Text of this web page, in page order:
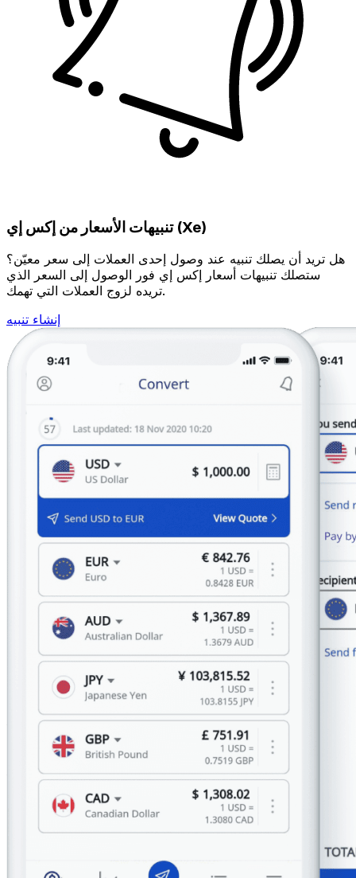
تنبيهات الأسعار من إكس إي (Xe)
هل تريد أن يصلك تنبيه عند وصول إحدى العملات إلى سعر معيّن؟
ستصلك تنبيهات أسعار إكس إي فور الوصول إلى السعر الذي
تريده لزوج العملات التي تهمك.
إنشاء تنبيه